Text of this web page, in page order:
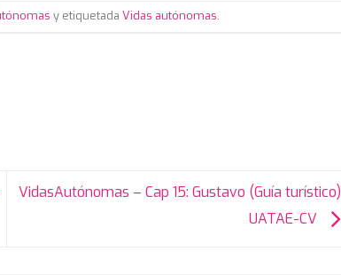
y etiquetadaVidas autónomas.
VidasAutónomas – Cap 15: Gustavo (Guía turístico) |
UATAE-CV